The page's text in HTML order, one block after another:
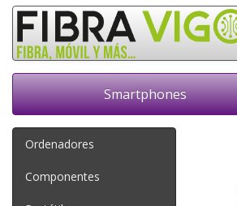
Smartphones
Ordenadores
Componentes